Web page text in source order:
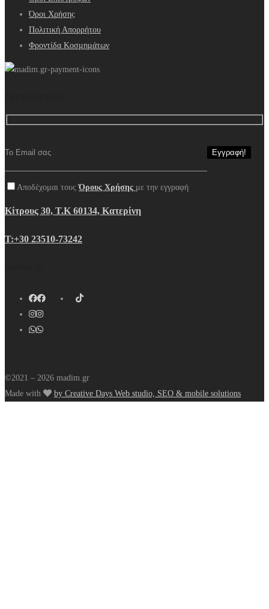
Όροι Χρήσης
Πολιτική Απορρήτου
Φροντίδα Κοσμημάτων
Αποδέχομαι τουςΌρους Χρήσης με την εγγραφή
Κίτρους 30, Τ.Κ 60134, Κατερίνη
Τ:+30 23510-73242
©2021 – 2026 madim.gr
Made with
by Creative Days Web studio, SEO & mobile solutions